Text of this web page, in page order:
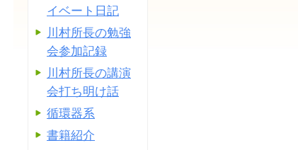
イベート日記
川村所長の勉強
会参加記録
川村所長の講演
会打ち明け話
循環器系
書籍紹介